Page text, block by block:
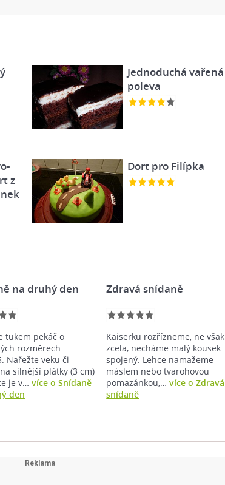
Jednoduchá vařená
poleva
z
Dort pro Filípka
na druhý den
tukem pekáč o
rozměrech
Nařežte veku či
silnější plátky (3 cm)
je v…více o Snídaně
den
Zdravá snídaně
Kaiserku rozřízneme, ne však
zcela, necháme malý kousek
spojený. Lehce namažeme
máslem nebo tvarohovou
pomazánkou,…více o Zdravá
snídaně